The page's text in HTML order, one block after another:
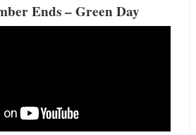
Ends – Green Day